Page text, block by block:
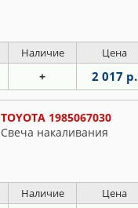
Наличие Цена
+ 2 017 р.
TOYOTA 1985067030
Свеча накаливания
Наличие Цена